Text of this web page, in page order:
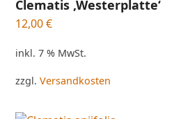
Clematis ‚Westerplatte‘
12,00€
inkl. 7 % MwSt.
zzgl.Versandkosten